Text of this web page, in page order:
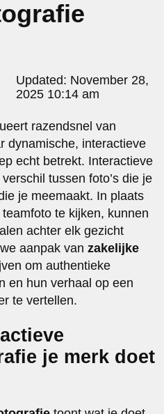
report
Updated: November 28,
2025 10:14 am
razendsnel van
dynamische, interactieve
echt betrekt. Interactieve
tussen foto’s die je
je meemaakt. In plaats
te kijken, kunnen
achter elk gezicht
aanpak vanzakelijke
om authentieke
en hun verhaal op een
te vertellen.
je merk doet